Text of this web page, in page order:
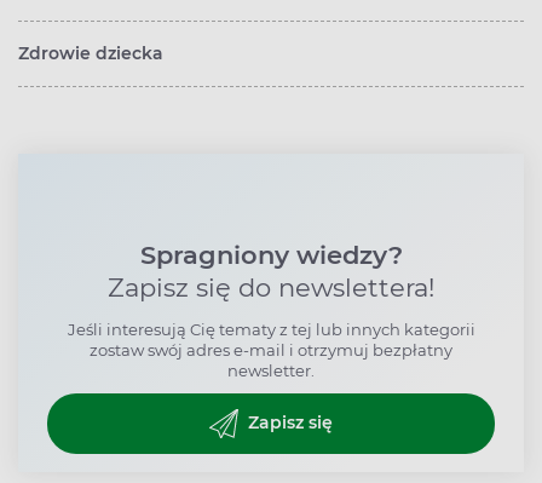
Zdrowie dziecka
Spragniony wiedzy?
Zapisz się do newslettera!
Jeśli interesują Cię tematy z tej lub innych kategorii
zostaw swój adres e-mail i otrzymuj bezpłatny
newsletter.
Zapisz się